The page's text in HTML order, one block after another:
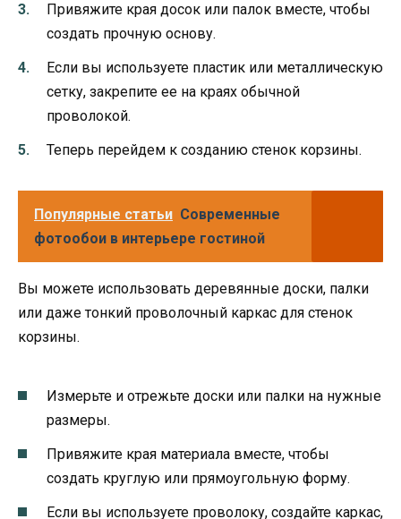
Привяжите края досок или палок вместе, чтобы
создать прочную основу.
Если вы используете пластик или металлическую
сетку, закрепите ее на краях обычной
проволокой.
Теперь перейдем к созданию стенок корзины.
Популярные статьи Современные
фотообои в интерьере гостиной
Вы можете использовать деревянные доски, палки
или даже тонкий проволочный каркас для стенок
корзины.
Измерьте и отрежьте доски или палки на нужные
размеры.
Привяжите края материала вместе, чтобы
создать круглую или прямоугольную форму.
Если вы используете проволоку, создайте каркас,